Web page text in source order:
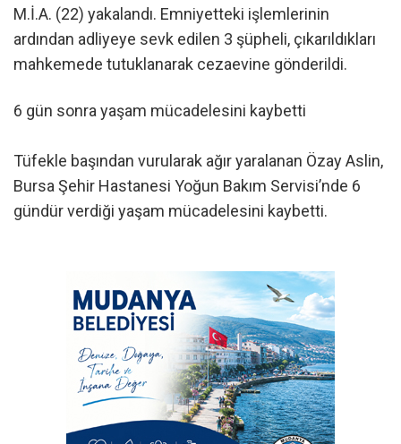
M.İ.A. (22) yakalandı. Emniyetteki işlemlerinin
ardından adliyeye sevk edilen 3 şüpheli, çıkarıldıkları
mahkemede tutuklanarak cezaevine gönderildi.
6 gün sonra yaşam mücadelesini kaybetti
Tüfekle başından vurularak ağır yaralanan Özay Aslin,
Bursa Şehir Hastanesi Yoğun Bakım Servisi’nde 6
gündür verdiği yaşam mücadelesini kaybetti.